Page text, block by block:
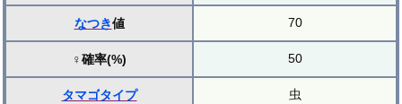
なつき値 70
♀確率(%) 50
タマゴタイプ 虫